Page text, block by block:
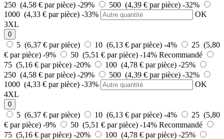
250 (4,58 € par pièce) -29% 500 (4,39 € par pièce) -32%
1000 (4,33 € par pièce) -33%
OK
3XL
0
5 (6,37 € par pièce) 10 (6,13 € par pièce) -4%
25 (5,80
€ par pièce) -9% 50 (5,51 € par pièce) -14% Recommandé
75 (5,16 € par pièce) -20% 100 (4,78 € par pièce) -25%
250 (4,58 € par pièce) -29% 500 (4,39 € par pièce) -32%
1000 (4,33 € par pièce) -33%
OK
4XL
0
5 (6,37 € par pièce) 10 (6,13 € par pièce) -4%
25 (5,80
€ par pièce) -9% 50 (5,51 € par pièce) -14% Recommandé
75 (5,16 € par pièce) -20% 100 (4,78 € par pièce) -25%